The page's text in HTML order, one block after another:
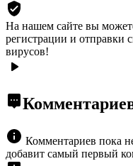
На нашем сайте вы
регистрации и отправки
вирусов!
Комментариев пока
добавит самый первый